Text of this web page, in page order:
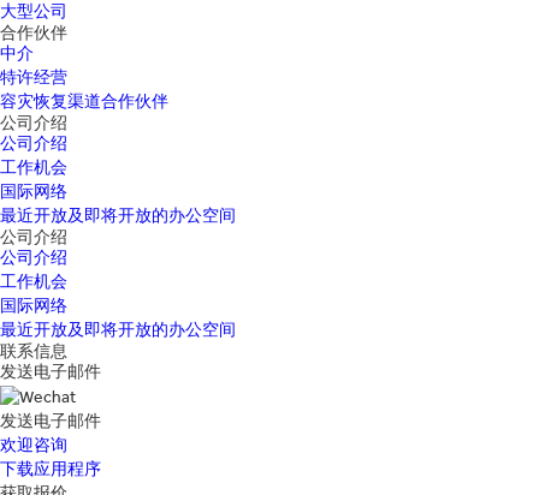
大型公司
合作伙伴
中介
特许经营
容灾恢复渠道合作伙伴
公司介绍
公司介绍
工作机会
国际网络
最近开放及即将开放的办公空间
公司介绍
公司介绍
工作机会
国际网络
最近开放及即将开放的办公空间
联系信息
发送电子邮件
发送电子邮件
欢迎咨询
下载应用程序